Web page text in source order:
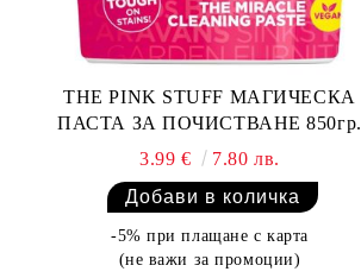
THE PINK STUFF МАГИЧЕСКА
ПАСТА ЗА ПОЧИСТВАНЕ 850гр.
3.99 €
7.80 лв.
-5% при плащане с карта
(не важи за промоции)